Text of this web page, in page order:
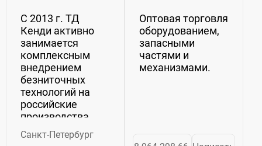
С 2013 г. ТД
Кенди активно
занимается
комплексным
внедрением
безниточных
технологий на
российские
производства,
поставляя
товары и услуги в
Санкт-Петербург
Оптовая торговля
оборудованием,
запасными
частями и
механизмами.